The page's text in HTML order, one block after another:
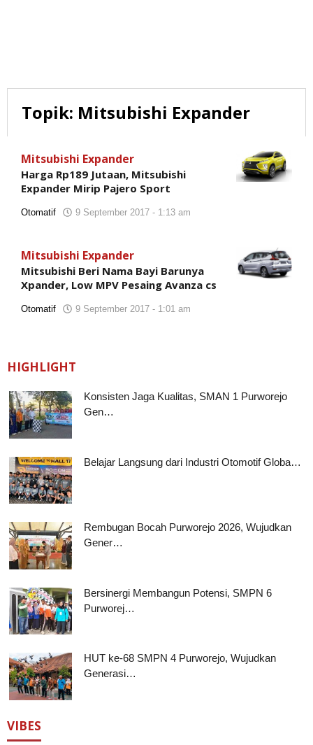
Topik: Mitsubishi Expander
Mitsubishi Expander
Harga Rp189 Jutaan, Mitsubishi
Expander Mirip Pajero Sport
Otomatif 9 September 2017 - 1:13 am
Mitsubishi Expander
Mitsubishi Beri Nama Bayi Barunya
Xpander, Low MPV Pesaing Avanza cs
Otomatif 9 September 2017 - 1:01 am
HIGHLIGHT
Konsisten Jaga Kualitas, SMAN 1 Purworejo
Gen…
Belajar Langsung dari Industri Otomotif Globa…
Rembugan Bocah Purworejo 2026, Wujudkan
Gener…
Bersinergi Membangun Potensi, SMPN 6
Purworej…
HUT ke-68 SMPN 4 Purworejo, Wujudkan
Generasi…
VIBES